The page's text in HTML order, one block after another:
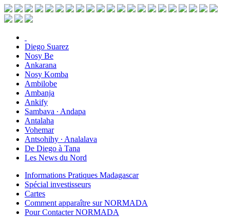
Diego Suarez
Nosy Be
Ankarana
Nosy Komba
Ambilobe
Ambanja
Ankify
Sambava ∙ Andapa
Antalaha
Vohemar
Antsohihy ∙ Analalava
De Diego à Tana
Les News du Nord
Informations Pratiques Madagascar
Spécial investisseurs
Cartes
Comment apparaître sur NORMADA
Pour Contacter NORMADA